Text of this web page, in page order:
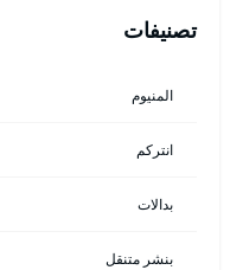
تصنيفات
المنيوم
انتركم
بدالات
بنشر متنقل